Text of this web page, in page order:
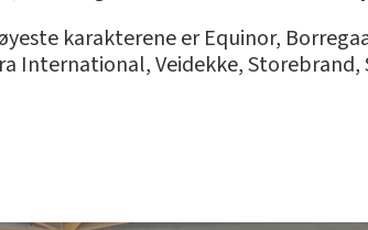
karakterene er Equinor,
International, Veidekke,